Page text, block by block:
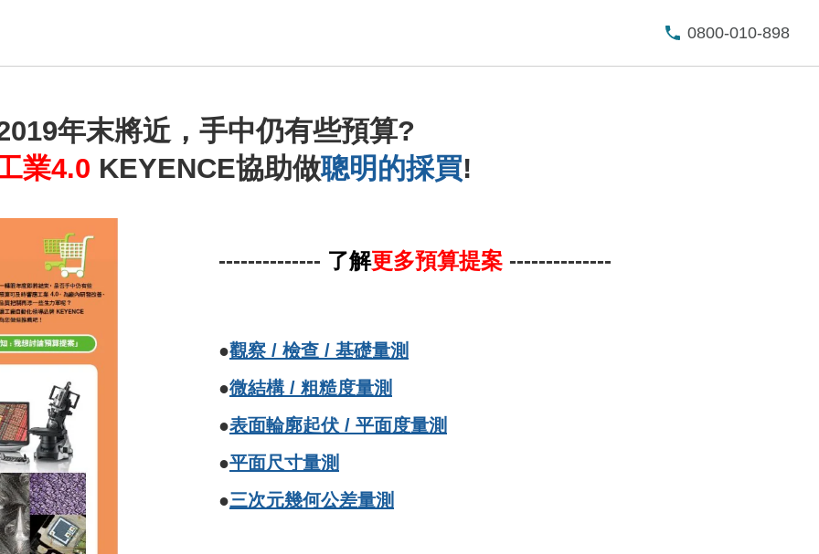
0800-010-898
年末將近，手中仍有些預算?
業4.0 KEYENCE協助做聰明的採買!
-------------- 了解更多預算提案 --------------
●觀察 / 檢查 / 基礎量測
●微結構 / 粗糙度量測
●表面輪廓起伏 / 平面度量測
●平面尺寸量測
●三次元幾何公差量測